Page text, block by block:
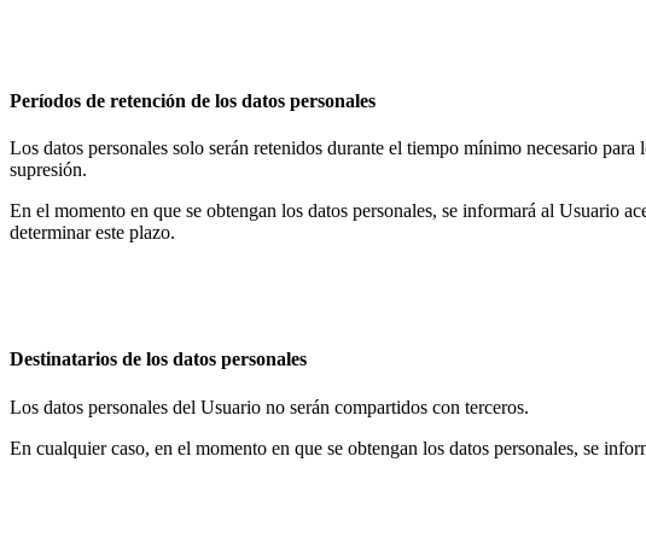
Períodos de retención de los datos personales
Los datos personales solo serán retenidos durante el tiempo mínimo necesario
supresión.
En el momento en que se obtengan los datos personales, se informará al Usuario
determinar este plazo.
Destinatarios de los datos personales
Los datos personales del Usuario no serán compartidos con terceros.
En cualquier caso, en el momento en que se obtengan los datos personales, se